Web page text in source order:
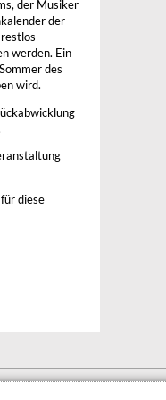
der Musiker
der
werden. Ein
des
wird.
diese
DATENSCHUTZERKLÄRUNG